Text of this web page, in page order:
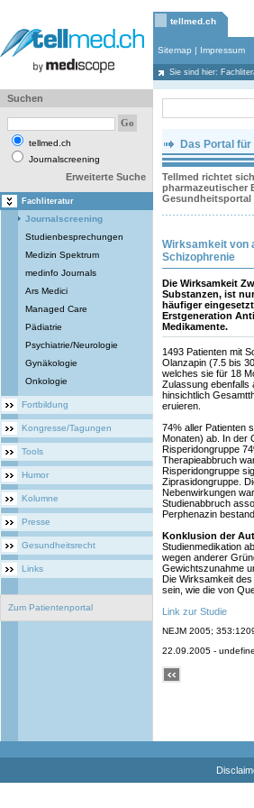
tellmed.ch
Sitemap | Impressum
Sie sind hier:
Suchen
tellmed.ch
Journalscreening
Erweiterte Suche
Fachliteratur
Journalscreening
Studienbesprechungen
Medizin Spektrum
medinfo Journals
Ars Medici
Managed Care
Pädiatrie
Psychiatrie/Neurologie
Gynäkologie
Onkologie
Fortbildung
Kongresse/Tagungen
Tools
Humor
Kolumne
Presse
Gesundheitsrecht
Links
Zum Patientenportal
Das Portal
Tellmed richtet
pharmazeutischer
Gesundheitsportal
Wirksamkeit von
Schizophrenie
Die Wirksamkeit
Substanzen, ist
häufiger
Erstgeneration
Medikamente.
1493 Patienten mit
Olanzapin (7.5 bis
welches sie für 18
Zulassung ebenfalls
hinsichtlich
eruieren.
74% aller Patienten
Monaten) ab. In der
Risperidongruppe
Therapieabbruch
Risperidongruppe
Ziprasidongruppe.
Nebenwirkungen
Studienabbruch
Perphenazin
Konklusion der
Studienmedikation
wegen anderer
Gewichtszunahme
Die Wirksamkeit
sein, wie die von
Link zur Studie
NEJM 2005;
22.09.2005 -